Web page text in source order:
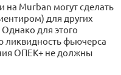
Murban могут сделать
для других
для этого
ликвидность фьючерса
ОПЕК+ не должны